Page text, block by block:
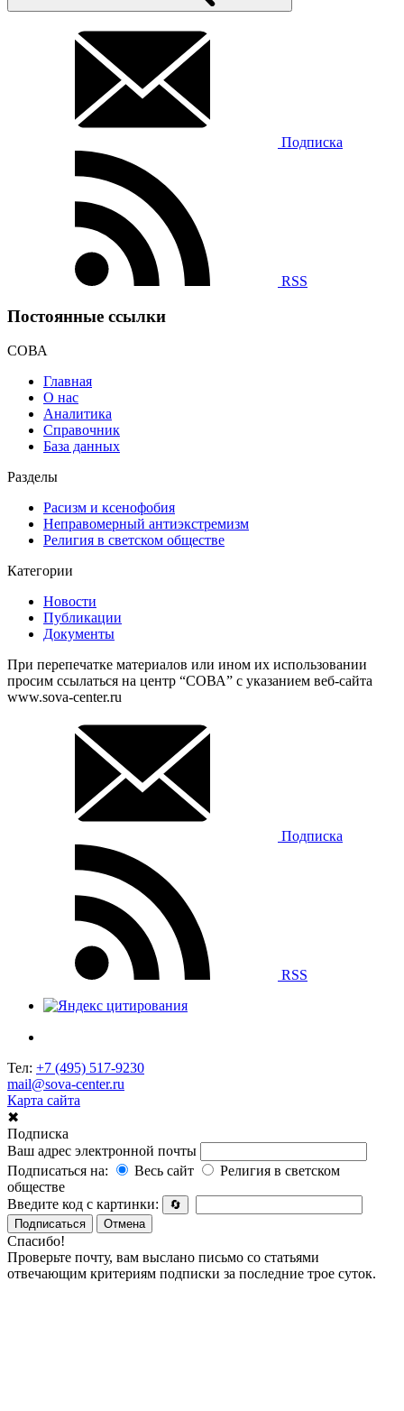
Подписка
RSS
Постоянные ссылки
СОВА
Главная
О нас
Аналитика
Справочник
База данных
Разделы
Расизм и ксенофобия
Неправомерный антиэкстремизм
Религия в светском обществе
Категории
Новости
Публикации
Документы
При перепечатке материалов или ином их использовании
просим ссылаться на центр “СОВА” с указанием веб-сайта
www.sova-center.ru
Подписка
RSS
Тел: +7 (495) 517-9230
mail@sova-center.ru
Карта сайта
✖
Подписка
Ваш адрес электронной почты
Подписаться на:
Весь сайт
Религия в светском
обществе
Введите код с картинки:
🔄
Подписаться
Отмена
Спасибо!
Проверьте почту, вам выслано письмо со статьями
отвечающим критериям подписки за последние трое суток.